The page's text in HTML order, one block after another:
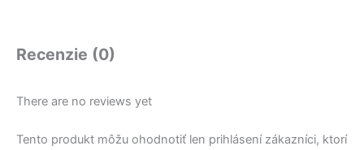
Recenzie (0)
There are no reviews yet
Tento produkt môžu ohodnotiť len prihlásení zákazníci, ktorí